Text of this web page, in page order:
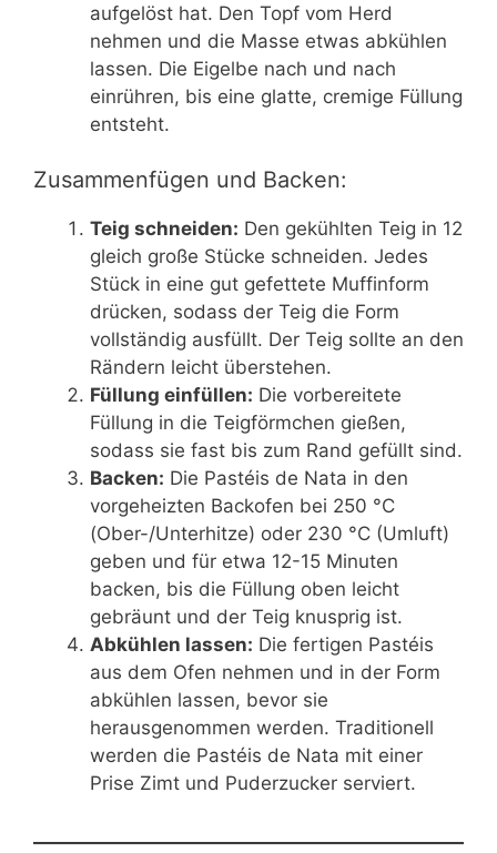
aufgelöst hat. Den Topf vom Herd
nehmen und die Masse etwas abkühlen
lassen. Die Eigelbe nach und nach
einrühren, bis eine glatte, cremige Füllung
entsteht.
Zusammenfügen und Backen:
Teig schneiden: Den gekühlten Teig in 12
gleich große Stücke schneiden. Jedes
Stück in eine gut gefettete Muffinform
drücken, sodass der Teig die Form
vollständig ausfüllt. Der Teig sollte an den
Rändern leicht überstehen.
Füllung einfüllen: Die vorbereitete
Füllung in die Teigförmchen gießen,
sodass sie fast bis zum Rand gefüllt sind.
Backen: Die Pastéis de Nata in den
vorgeheizten Backofen bei 250 °C
(Ober-/Unterhitze) oder 230 °C (Umluft)
geben und für etwa 12-15 Minuten
backen, bis die Füllung oben leicht
gebräunt und der Teig knusprig ist.
Abkühlen lassen: Die fertigen Pastéis
aus dem Ofen nehmen und in der Form
abkühlen lassen, bevor sie
herausgenommen werden. Traditionell
werden die Pastéis de Nata mit einer
Prise Zimt und Puderzucker serviert.